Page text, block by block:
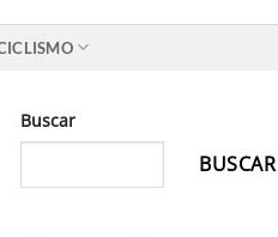
Buscar
BUSCAR